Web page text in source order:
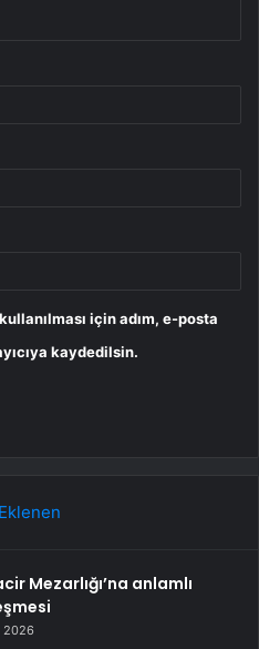
için adım, e-posta
kaydedilsin.
Mezarlığı’na anlamlı
2026